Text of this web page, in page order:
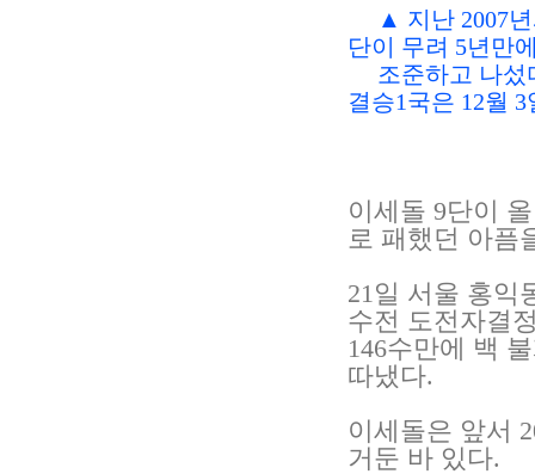
▲ 지난 2007
단이 무려 5년만
조준하고 나섰
결승1국은 12월
이세돌 9단이
로 패했던 아픔
21일 서울 홍익
수전 도전자결
146수만에 백
따냈다.
이세돌은 앞서
거둔 바 있다.